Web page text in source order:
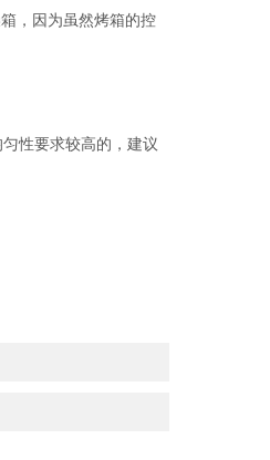
，因为虽然烤箱的控
性要求较高的，建议